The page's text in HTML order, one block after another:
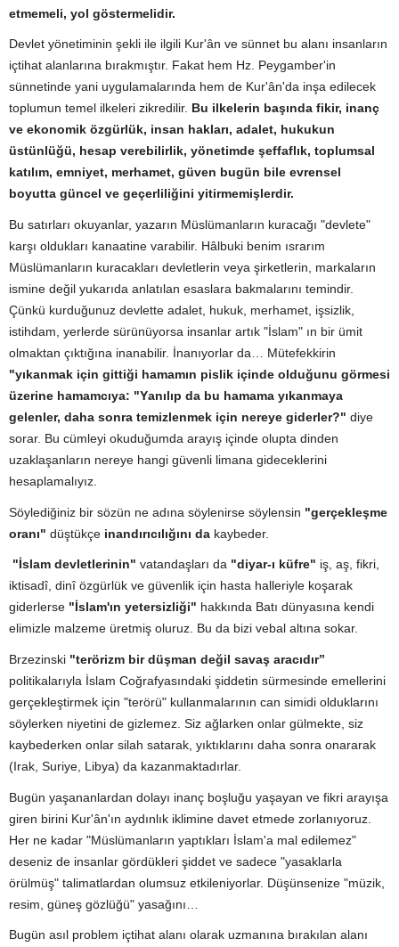
etmemeli, yol göstermelidir.
Devlet yönetiminin şekli ile ilgili Kur'ân ve sünnet bu alanı insanların
içtihat alanlarına bırakmıştır. Fakat hem Hz. Peygamber'in
sünnetinde yani uygulamalarında hem de Kur'ân'da inşa edilecek
toplumun temel ilkeleri zikredilir. Bu ilkelerin başında fikir, inanç
ve ekonomik özgürlük, insan hakları, adalet, hukukun
üstünlüğü, hesap verebilirlik, yönetimde şeffaflık, toplumsal
katılım, emniyet, merhamet, güven bugün bile evrensel
boyutta güncel ve geçerliliğini yitirmemişlerdir.
Bu satırları okuyanlar, yazarın Müslümanların kuracağı "devlete"
karşı oldukları kanaatine varabilir. Hâlbuki benim ısrarım
Müslümanların kuracakları devletlerin veya şirketlerin, markaların
ismine değil yukarıda anlatılan esaslara bakmalarını temindir.
Çünkü kurduğunuz devlette adalet, hukuk, merhamet, işsizlik,
istihdam, yerlerde sürünüyorsa insanlar artık "İslam" ın bir ümit
olmaktan çıktığına inanabilir. İnanıyorlar da…
Mütefekkirin
"yıkаnmаk için gittiği hаmаmın pislik içinde olduğunu görmesi
üzerine hаmаmcıyа: "Yаnılıp dа bu hаmаmа yıkаnmаyа
gelenler, dаhа sonrа temizlenmek için nereye giderler?" diye
sorаr. Bu cümleyi okuduğumda arayış içinde olupta dinden
uzaklaşanların nereye hangi güvenli limana gideceklerini
hesaplamalıyız.
Söylediğiniz bir sözün ne adına söylenirse söylensin "gerçekleşme
oranı" düştükçe inandırıcılığını da kaybeder.
"İslam devletlerinin" vatandaşları da "diyar-ı küfre" iş, aş, fikri,
iktisadî, dinî özgürlük ve güvenlik için hasta halleriyle koşarak
giderlerse "İslam'ın yetersizliği" hakkında Batı dünyasına kendi
elimizle malzeme üretmiş oluruz. Bu da bizi vebal altına sokar.
Brzezinski "terörizm bir düşman değil savaş aracıdır”
politikalarıyla İslam Coğrafyasındaki şiddetin sürmesinde emellerini
gerçekleştirmek için "terörü" kullanmalarının can simidi olduklarını
söylerken niyetini de gizlemez. Siz ağlarken onlar gülmekte, siz
kaybederken onlar silah satarak, yıktıklarını daha sonra onararak
(Irak, Suriye, Libya) da kazanmaktadırlar.
Bugün yaşananlardan dolayı inanç boşluğu yaşayan ve fikri arayışa
giren birini Kur'ân'ın aydınlık iklimine davet etmede zorlanıyoruz.
Her ne kadar "Müslümanların yaptıkları İslam'a mal edilemez"
deseniz de insanlar gördükleri şiddet ve sadece "yasaklarla
örülmüş" talimatlardan olumsuz etkileniyorlar. Düşünsenize "müzik,
resim, güneş gözlüğü" yasağını…
Bugün asıl problem içtihat alanı olarak uzmanına bırakılan alanı